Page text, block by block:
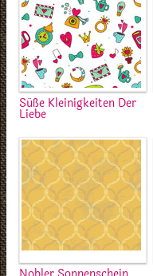
Süße Kleinigkeiten Der
Liebe